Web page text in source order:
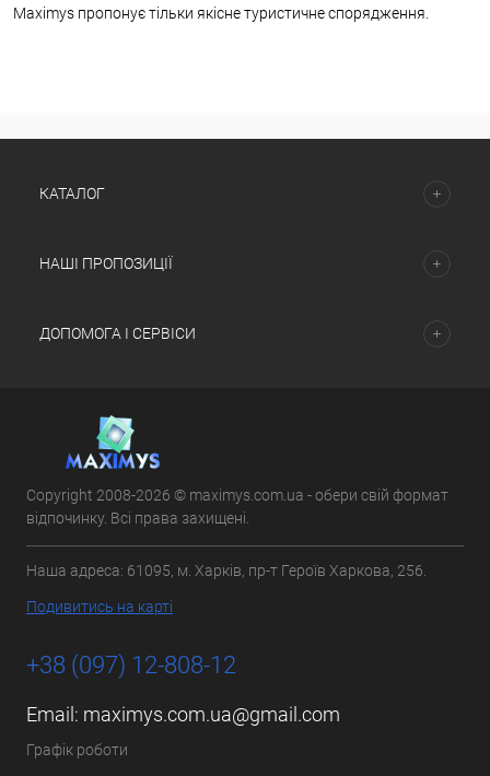
Maximys пропонує тільки якісне туристичне спорядження.
КАТАЛОГ
НАШІ ПРОПОЗИЦІЇ
ДОПОМОГА І СЕРВІСИ
Copyright 2008-2026 © maximys.com.ua - обери свій формат
відпочинку. Всі права захищені.
Наша адреса: 61095, м. Харків, пр-т Героїв Харкова, 256.
Подивитись на карті
+38 (097) 12-808-12
Email: maximys.com.ua@gmail.com
Графік роботи